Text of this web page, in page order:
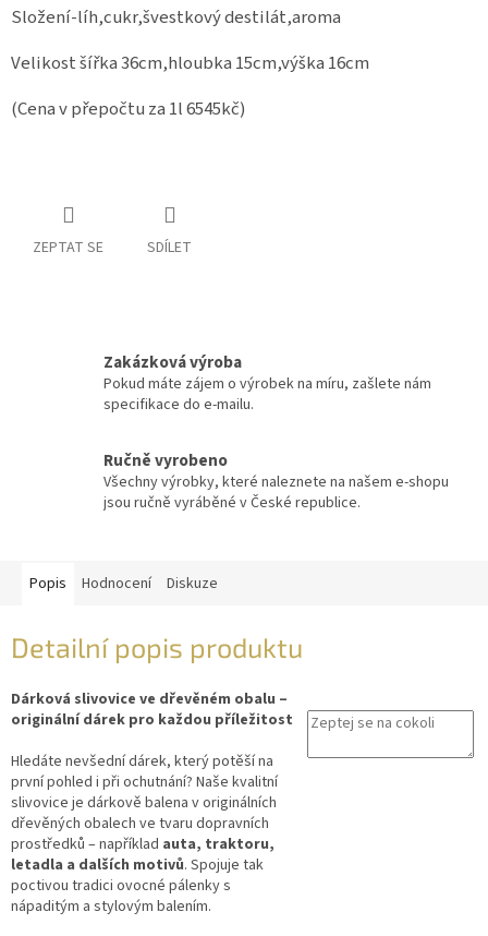
Složení-líh,cukr,švestkový destilát,aroma
Velikost šířka 36cm,hloubka 15cm,výška 16cm
(Cena v přepočtu za 1l 6545kč)
ZEPTAT SE SDÍLET
Zakázková výroba
Pokud máte zájem o výrobek na míru, zašlete nám
specifikace do e-mailu.
Ručně vyrobeno
Všechny výrobky, které naleznete na našem e-shopu
jsou ručně vyráběné v České republice.
Popis Hodnocení Diskuze
Detailní popis produktu
Dárková slivovice ve dřevěném obalu –
originální dárek pro každou příležitost
Hledáte nevšední dárek, který potěší na
první pohled i při ochutnání? Naše kvalitní
slivovice je dárkově balena v originálních
dřevěných obalech ve tvaru dopravních
prostředků – například auta, traktoru,
letadla a dalších motivů. Spojuje tak
poctivou tradici ovocné pálenky s
nápaditým a stylovým balením.